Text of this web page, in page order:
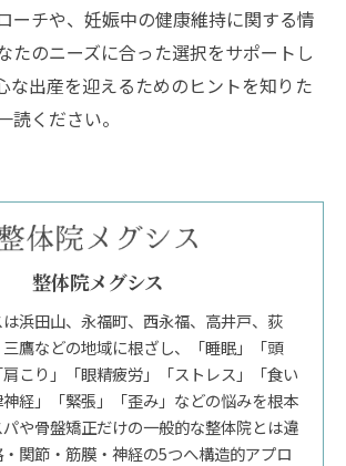
ーチや、妊娠中の健康維持に関する情
たのニーズに合った選択をサポートし
な出産を迎えるためのヒントを知りた
読ください。
整体院メグシス
浜田山、永福町、西永福、高井戸、荻
鷹などの地域に根ざし、「睡眠」「頭
こり」「眼精疲労」「ストレス」「食い
経」「緊張」「歪み」などの悩みを根本
や骨盤矯正だけの一般的な整体院とは違
関節・筋膜・神経の5つへ構造的アプロ